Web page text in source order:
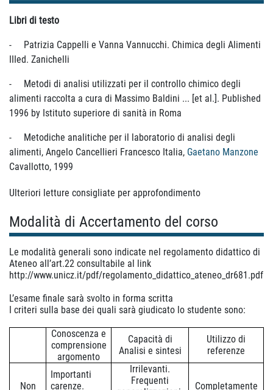
Libri di testo
-
Patrizia Cappelli e Vanna Vannucchi. Chimica degli Alimenti
IIIed. Zanichelli
-
Metodi di analisi utilizzati per il controllo chimico degli
alimenti raccolta a cura di Massimo Baldini ... [et al.]. Published
1996 by Istituto superiore di sanità in Roma
-
Metodiche analitiche per il laboratorio di analisi degli
alimenti, Angelo Cancellieri Francesco Italia, Gaetano Manzone
Cavallotto, 1999
Ulteriori letture consigliate per approfondimento
Modalità di Accertamento del corso
Le modalità generali sono indicate nel regolamento didattico di
Ateneo all’art.22 consultabile al link
http://www.unicz.it/pdf/regolamento_didattico_ateneo_dr681.pdf
L’esame finale sarà svolto in forma scritta
I criteri sulla base dei quali sarà giudicato lo studente sono:
Conoscenza e
comprensione
argomento
Capacità di
Analisi e sintesi
Utilizzo di
referenze
Non
Importanti
carenze.
Irrilevanti.
Frequenti
Completamente